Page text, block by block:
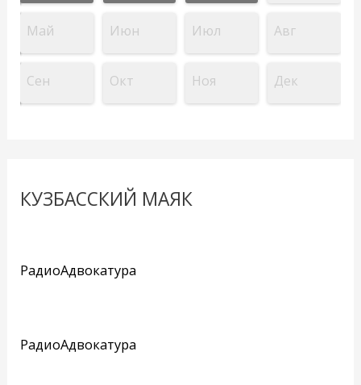
Май Июн Июл Авг
Сен Окт Ноя Дек
КУЗБАССКИЙ МАЯК
РадиоАдвокатура
РадиоАдвокатура